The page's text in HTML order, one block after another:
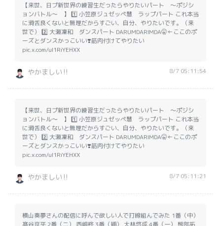
【来世、日プ新世界の練習生だったらやりたいパート 〜ポジシ
ョンバトル〜 】 1️⃣ 小笠原ジュゼッペ慧 ラップパート これ本当
に滑舌良くないと無理だからすごい、自分、やりたいです。（来
世で） 2️⃣ 大瀬凜和 ダンスパート DARUMDARIMDA🤫←ここのポ
ーズとダンスかっこいい❣️筋肉付けてやりたい
pic.x.com/uI1RiYEHXX
やかましい‼️ 8/7 05:11:54
【来世、日プ新世界の練習生だったらやりたいパート 〜ポジシ
ョンバトル〜 】 1️⃣ 小笠原ジュゼッペ慧 ラップパート これ本当
に滑舌良くないと無理だからすごい、自分、やりたいです。（来
世で） 2️⃣ 大瀬凜和 ダンスパート DARUMDARIMDA🤫←ここのポ
ーズとダンスかっこいい❣️筋肉付けてやりたい
pic.x.com/uI1RiYEHXX
やかましい‼️ 8/7 05:11:21
横山奏夢さんの配信に呼んで欲しい人で打線組んでみた 1番（中）
髙谷京平 2番（二） 西﨑柊 3番（捕） 大林悠成 4番（一） 熊部拓